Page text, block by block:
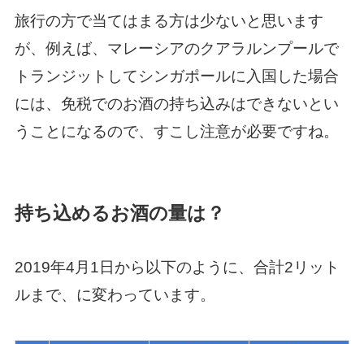
旅行の方で当てはまる方は少ないと思います
が、例えば、マレーシアのクアラルンプールで
トランジットしてシンガポールに入国した場合
には、免税でのお酒の持ち込みはできないとい
うことになるので、すこし注意が必要ですね。
持ち込めるお酒の量は？
2019年4月1日から以下のように、合計2リット
ルまで、に変わっています。